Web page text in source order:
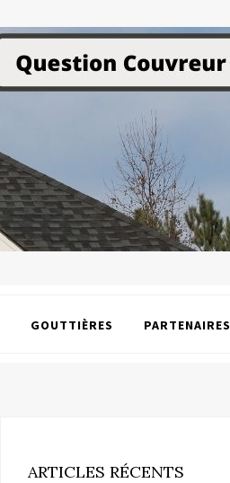
GOUTTIÈRES PARTENAIRES
ARTICLES RÉCENTS